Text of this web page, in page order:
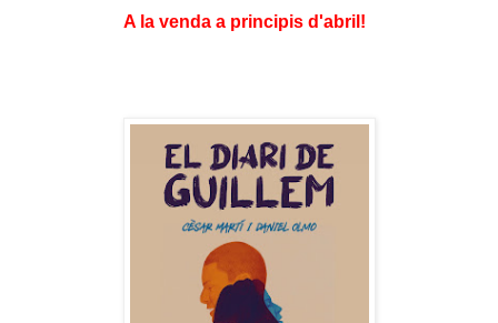
A la venda a principis d'abril!